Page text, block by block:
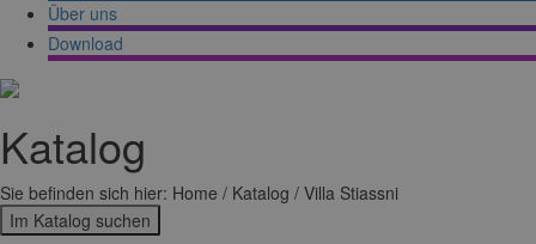
Über uns
Download
Katalog
Sie befinden sich hier: Home / Katalog / Villa Stiassni
Im Katalog suchen